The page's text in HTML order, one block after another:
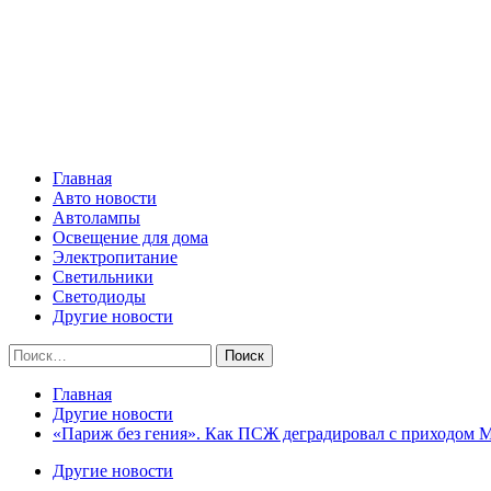
Главная
Авто новости
Автолампы
Освещение для дома
Электропитание
Светильники
Светодиоды
Другие новости
Найти:
Главная
Другие новости
«Париж без гения». Как ПСЖ деградировал с приходом
Другие новости